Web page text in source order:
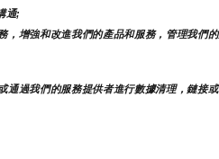
通;
，增強和改進我們的產品和服務，管理我
過我們的服務提供者進行數據清理，鏈接或